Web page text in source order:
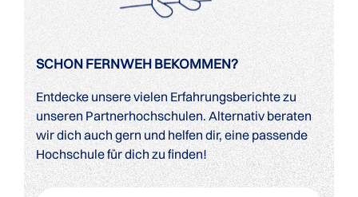
SCHON FERNWEH BEKOMMEN?
Entdecke unsere vielen Erfahrungsberichte zu
unseren Partnerhochschulen. Alternativ beraten
wir dich auch gern und helfen dir, eine passende
Hochschule für dich zu finden!